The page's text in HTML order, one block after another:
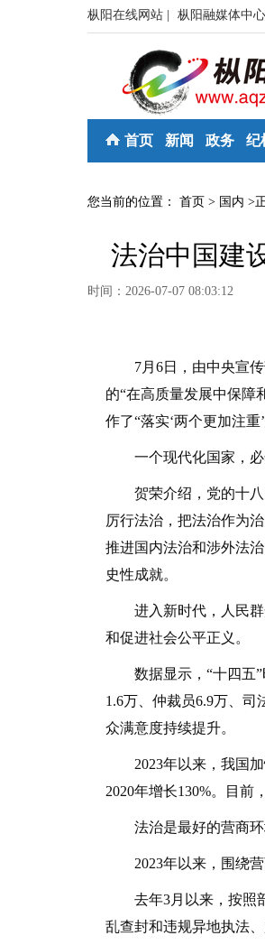
枞阳在线网站 | 枞阳融媒体中心
首页 新闻 政务 纪
您当前的位置： 首页 > 国内 >
法治中国建
时间：2026-07-07 08:03:12
7月6日，由中央宣传
的“在高质量发展中保障
作了“落实‘两个更加注
一个现代化国家，必
贺荣介绍，党的十八
厉行法治，把法治作为
推进国内法治和涉外法
史性成就。
进入新时代，人民群
和促进社会公平正义。
数据显示，“十四五”
1.6万、仲裁员6.9万、司
众满意度持续提升。
2023年以来，我国加
2020年增长130%。目前
法治是最好的营商环
2023年以来，围绕营
去年3月以来，按照部
乱查封和违规异地执法